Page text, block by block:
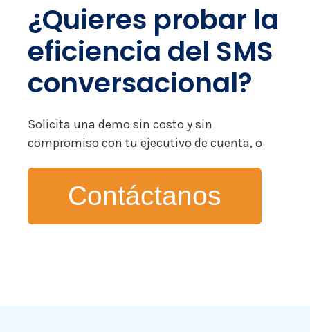
¿Quieres probar la
eficiencia del SMS
conversacional?
Solicita una demo sin costo y sin
compromiso con tu ejecutivo de cuenta, o
Contáctanos